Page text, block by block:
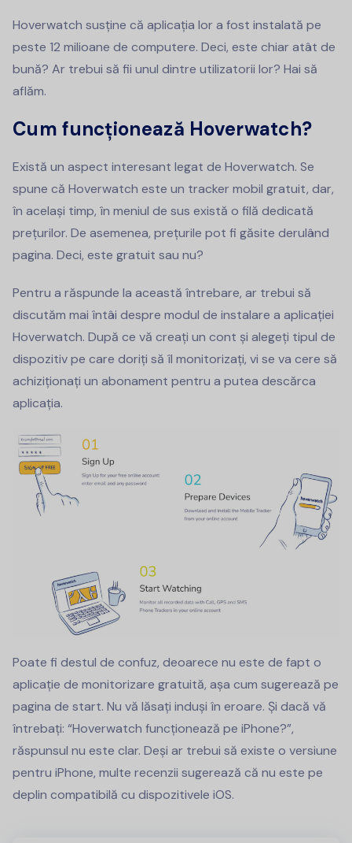
Hoverwatch susține că aplicația lor a fost instalată pe
peste 12 milioane de computere. Deci, este chiar atât de
bună? Ar trebui să fii unul dintre utilizatorii lor? Hai să
aflăm.
Cum funcționează Hoverwatch?
Există un aspect interesant legat de Hoverwatch. Se
spune că Hoverwatch este un tracker mobil gratuit, dar,
în același timp, în meniul de sus există o filă dedicată
prețurilor. De asemenea, prețurile pot fi găsite derulând
pagina. Deci, este gratuit sau nu?
Pentru a răspunde la această întrebare, ar trebui să
discutăm mai întâi despre modul de instalare a aplicației
Hoverwatch. După ce vă creați un cont și alegeți tipul de
dispozitiv pe care doriți să îl monitorizați, vi se va cere să
achiziționați un abonament pentru a putea descărca
aplicația.
Poate fi destul de confuz, deoarece nu este de fapt o
aplicație de monitorizare gratuită, așa cum sugerează pe
pagina de start. Nu vă lăsați induși în eroare. Și dacă vă
întrebați: “Hoverwatch funcționează pe iPhone?”,
răspunsul nu este clar. Deși ar trebui să existe o versiune
pentru iPhone, multe recenzii sugerează că nu este pe
deplin compatibilă cu dispozitivele iOS.